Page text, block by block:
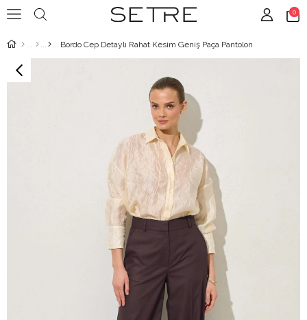
0
Bordo Cep Detaylı Rahat Kesim Geniş Paça Pantolon